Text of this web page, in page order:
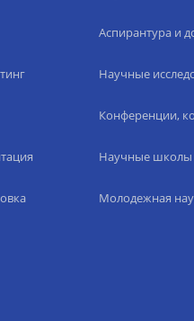
Аспирантура и
Научные
Конференции,
Научные школы
Молодежная